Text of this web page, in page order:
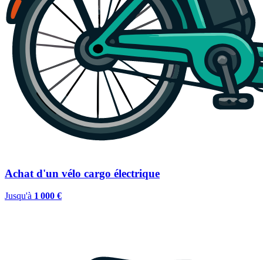
Achat d'un vélo cargo électrique
Jusqu'à 1 000 €